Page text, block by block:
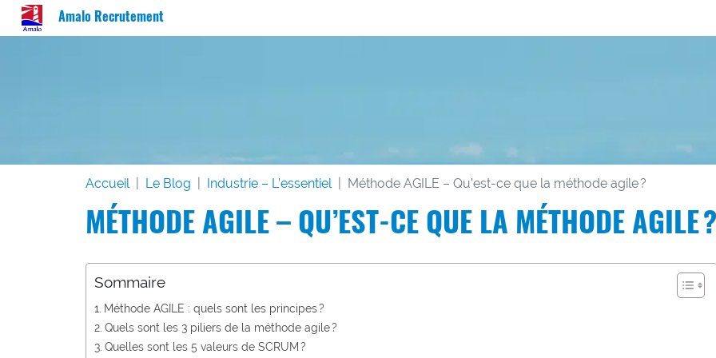
Amalo Recrutement
Accueil Le Blog Industrie – L’essentiel Méthode AGILE – Qu’est-ce que la méthode agile ?
MÉTHODE AGILE – QU’EST-CE QUE LA MÉTHODE AGILE ?
Sommaire
Méthode AGILE : quels sont les principes ?
Quels sont les 3 piliers de la méthode agile ?
Quelles sont les 5 valeurs de SCRUM ?